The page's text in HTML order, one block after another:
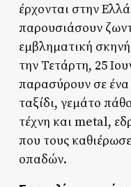
έρχονται στην
παρουσιάσουν
εμβληματική
την Τετάρτη, 25
παρασύρουν σε
ταξίδι, γεμάτο
τέχνη και metal,
που τους
οπαδών.